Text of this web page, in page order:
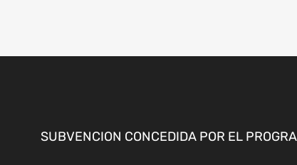
SUBVENCION CONCEDIDA POR EL